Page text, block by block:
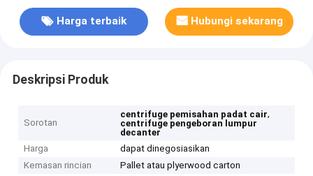
Harga terbaik Hubungi sekarang
Deskripsi Produk
Sorotan
centrifuge pemisahan padat cair,
centrifuge pengeboran lumpur
decanter
Harga
dapat dinegosiasikan
Kemasan rincian
Pallet atau plyerwood carton